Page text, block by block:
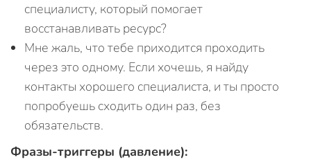
специалисту, который помогает
восстанавливать ресурс?
Мне жаль, что тебе приходится проходить
через это одному. Если хочешь, я найду
контакты хорошего специалиста, и ты просто
попробуешь сходить один раз, без
обязательств.
Фразы-триггеры (давление):